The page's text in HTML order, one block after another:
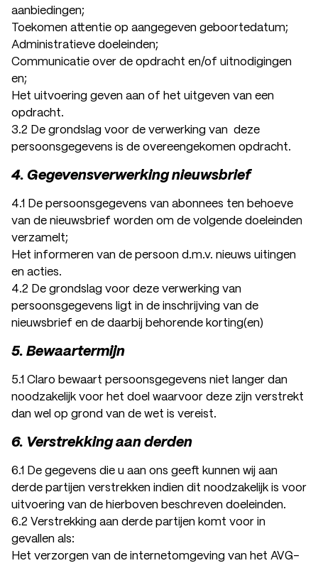
aanbiedingen;
Toekomen attentie op aangegeven geboortedatum;
Administratieve doeleinden;
Communicatie over de opdracht en/of uitnodigingen
en;
Het uitvoering geven aan of het uitgeven van een
opdracht.
3.2 De grondslag voor de verwerking van deze
persoonsgegevens is de overeengekomen opdracht.
4. Gegevensverwerking nieuwsbrief
4.1 De persoonsgegevens van abonnees ten behoeve
van de nieuwsbrief worden om de volgende doeleinden
verzamelt;
Het informeren van de persoon d.m.v. nieuws uitingen
en acties.
4.2 De grondslag voor deze verwerking van
persoonsgegevens ligt in de inschrijving van de
nieuwsbrief en de daarbij behorende korting(en)
5. Bewaartermijn
5.1 Claro bewaart persoonsgegevens niet langer dan
noodzakelijk voor het doel waarvoor deze zijn verstrekt
dan wel op grond van de wet is vereist.
6. Verstrekking aan derden
6.1 De gegevens die u aan ons geeft kunnen wij aan
derde partijen verstrekken indien dit noodzakelijk is voor
uitvoering van de hierboven beschreven doeleinden.
6.2 Verstrekking aan derde partijen komt voor in
gevallen als:
Het verzorgen van de internetomgeving van het AVG-